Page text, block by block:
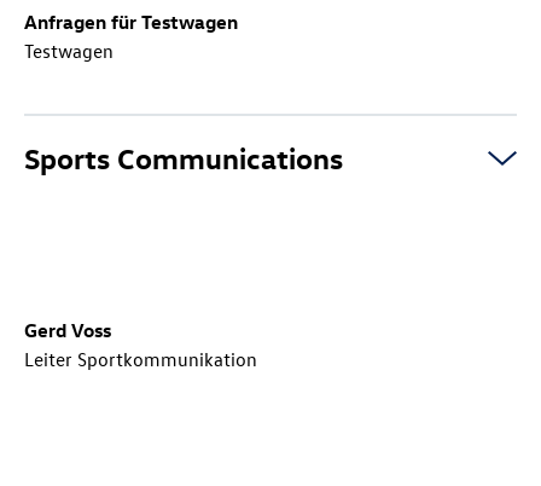
Anfragen für Testwagen
Testwagen
Sports Communications
Gerd Voss
Leiter Sportkommunikation